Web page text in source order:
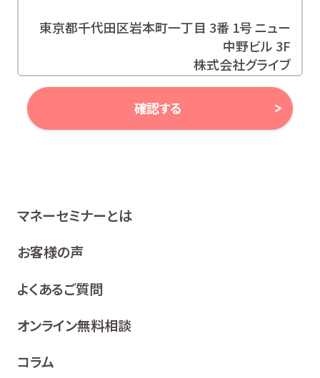
東京都千代田区岩本町一丁目 3番 1号 ニュー
中野ビル 3F
株式会社グライブ
代表取締役 安田 潔
当社は、お客様の個人情報及び個人番号（以下「個人情報
当社は、個人情報等の保護に関する関係諸法令、ガイドラ
イン及び、所属金融商品取引業者の社内規程並びにこの
個人情報保護方針を遵守いたします。
2 利用目的
当社は、お客様の同意を得た場合及び法令等により例
必要な範囲内でお客様の個人情報を取り扱います。
確認する
マネーセミナーとは
お客様の声
よくあるご質問
オンライン無料相談
コラム